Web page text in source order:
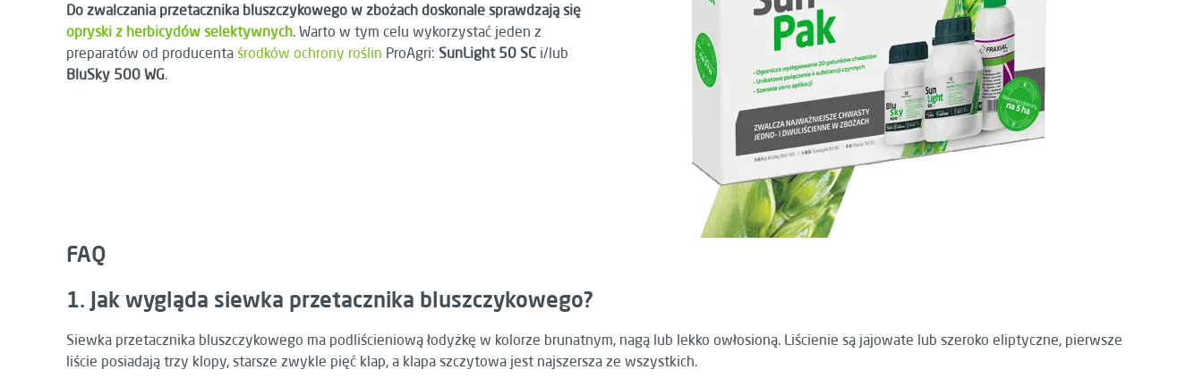
Do zwalczania przetacznika bluszczykowego w zbożach doskonale sprawdzają się
opryski z herbicydów selektywnych. Warto w tym celu wykorzystać jeden z
preparatów od producentaśrodków ochrony roślin ProAgri:SunLight 50 SC i/lub
BluSky 500 WG.
FAQ
1. Jak wygląda siewka przetacznika bluszczykowego?
Siewka przetacznika bluszczykowego ma podliścieniową łodyżkę w kolorze brunatnym, nagą lub lekko owłosioną. Liścienie są jajowate lub szeroko eliptyczne, pierwsze
liście posiadają trzy klopy, starsze zwykle pięć klap, a klapa szczytowa jest najszersza ze wszystkich.